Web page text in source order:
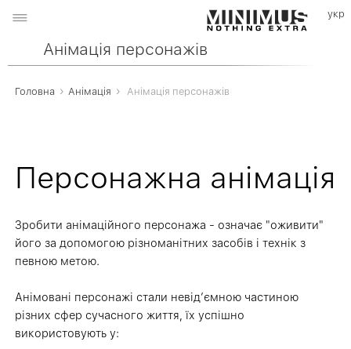
Анімація персонажів
Головна › Анімація › Анімація персонажів
Персонажна анімація
Зробити анімаційного персонажа - означає "оживити"
його за допомогою різноманітних засобів і технік з
певною метою.
Анімовані персонажі стали невід′ємною частиною
різних сфер сучасного життя, їх успішно
використовують у: